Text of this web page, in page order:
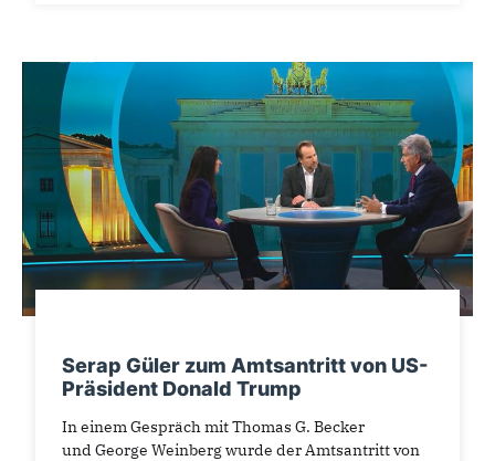
Serap Güler zum Amtsantritt von US-
Präsident Donald Trump
In einem Gespräch mit Thomas G. Becker
und George Weinberg wurde der Amtsantritt von